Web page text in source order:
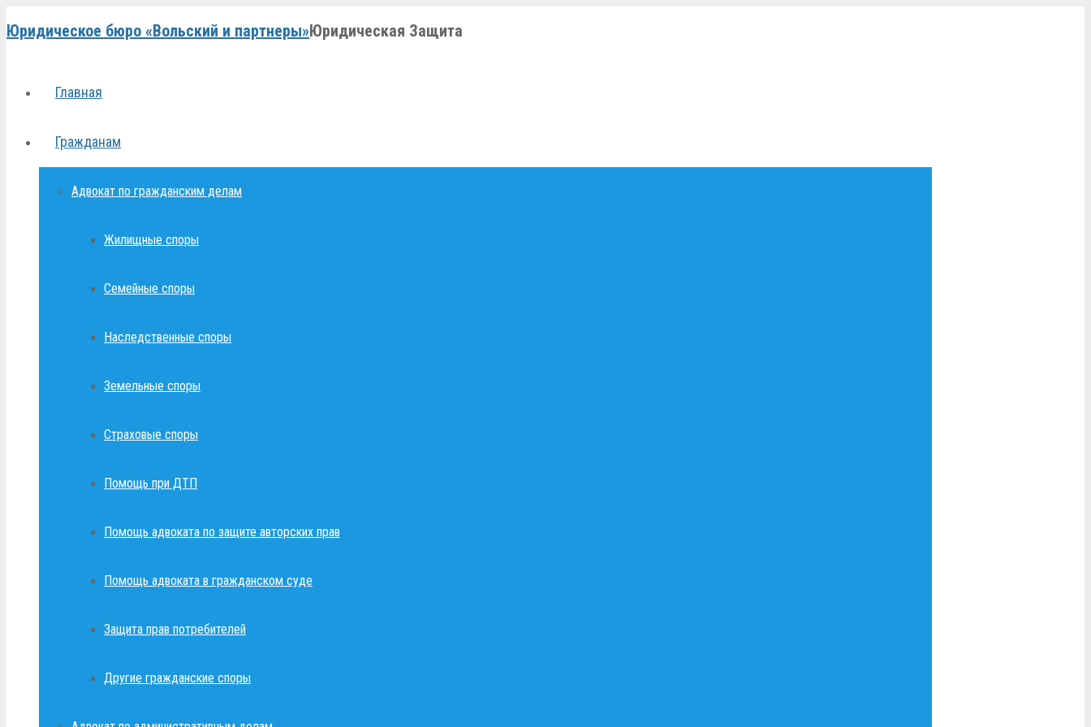
Юридическое бюро «Вольский и партнеры»Юридическая Защита
Главная
Гражданам
Адвокат по гражданским делам
Жилищные споры
Семейные споры
Наследственные споры
Земельные споры
Страховые споры
Помощь при ДТП
Помощь адвоката по защите авторских прав
Помощь адвоката в гражданском суде
Защита прав потребителей
Другие гражданские споры